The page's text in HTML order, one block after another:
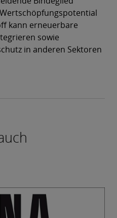
kann erneuerbare
sowie
in anderen Sektoren